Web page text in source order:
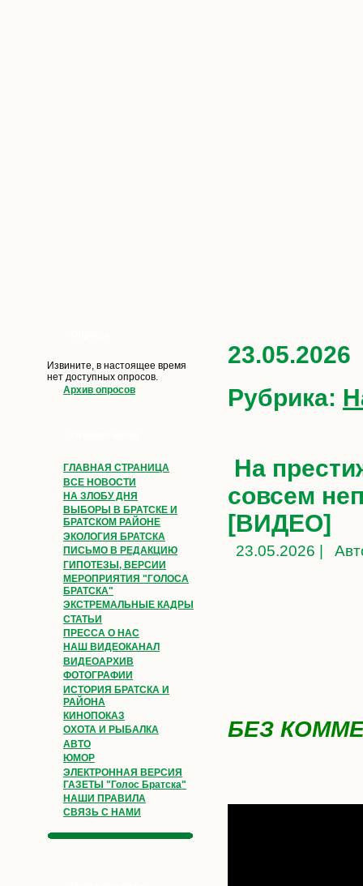
Извините, в настоящее время
нет доступных опросов.
Архив опросов
ГЛАВНАЯ СТРАНИЦА
ВСЕ НОВОСТИ
НА ЗЛОБУ ДНЯ
ВЫБОРЫ В БРАТСКЕ И
БРАТСКОМ РАЙОНЕ
ЭКОЛОГИЯ БРАТСКА
ПИСЬМО В РЕДАКЦИЮ
ГИПОТЕЗЫ, ВЕРСИИ
МЕРОПРИЯТИЯ "ГОЛОСА
БРАТСКА"
ЭКСТРЕМАЛЬНЫЕ КАДРЫ
СТАТЬИ
ПРЕССА О НАС
НАШ ВИДЕОКАНАЛ
ВИДЕОАРХИВ
ФОТОГРАФИИ
ИСТОРИЯ БРАТСКА И
РАЙОНА
КИНОПОКАЗ
ОХОТА И РЫБАЛКА
АВТО
ЮМОР
ЭЛЕКТРОННАЯ ВЕРСИЯ
ГАЗЕТЫ "Голос Братска"
НАШИ ПРАВИЛА
СВЯЗЬ С НАМИ
23.05.2026
Рубрика:
На
совсем
[ВИДЕО]
23.05.2026 |
БЕЗ